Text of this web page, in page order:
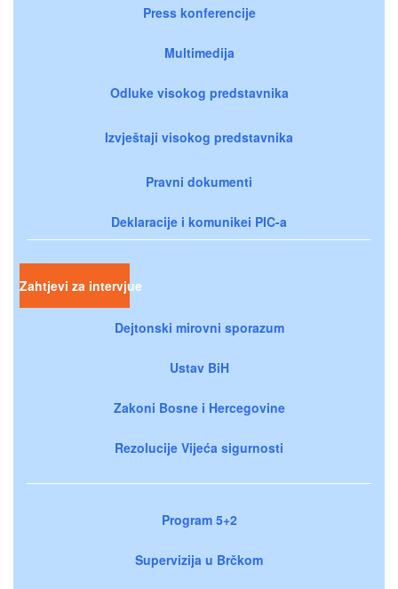
Press konferencije
Multimedija
Odluke visokog predstavnika
Izvještaji visokog predstavnika
Pravni dokumenti
Deklaracije i komunikei PIC-a
Zahtjevi za intervjue
Dejtonski mirovni sporazum
Ustav BiH
Zakoni Bosne i Hercegovine
Rezolucije Vijeća sigurnosti
Program 5+2
Supervizija u Brčkom